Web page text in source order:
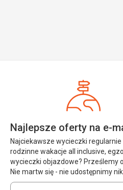
Najlepsze oferty na e-
Najciekawsze wycieczki
rodzinne wakacje all inclusive,
wycieczki objazdowe? Prześlemy
Nie martw się - nie udostępnimy
Wprowadź